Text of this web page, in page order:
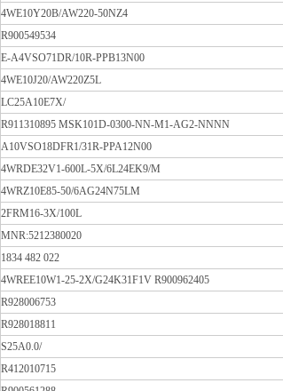
4WE10Y20B/AW220-50NZ4
R900549534
E-A4VSO71DR/10R-PPB13N00
4WE10J20/AW220Z5L
LC25A10E7X/
R911310895 MSK101D-0300-NN-M1-AG2-NNNN
A10VSO18DFR1/31R-PPA12N00
4WRDE32V1-600L-5X/6L24EK9/M
4WRZ10E85-50/6AG24N75LM
2FRM16-3X/100L
MNR:5212380020
1834 482 022
4WREE10W1-25-2X/G24K31F1V R900962405
R928006753
R928018811
S25A0.0/
R412010715